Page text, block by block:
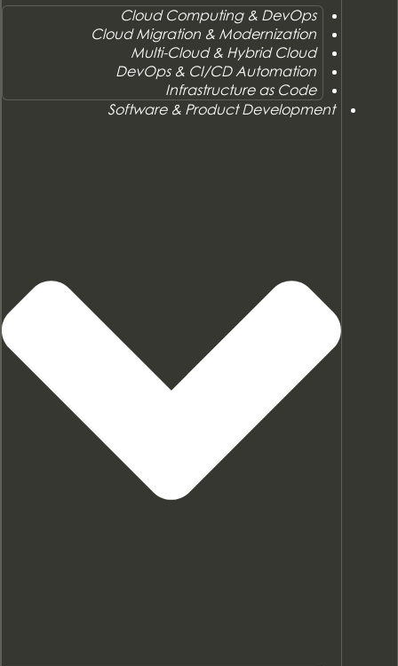
Cloud Computing & DevOps
Cloud Migration & Modernization
Multi-Cloud & Hybrid Cloud
DevOps & CI/CD Automation
Infrastructure as Code
Software & Product Development